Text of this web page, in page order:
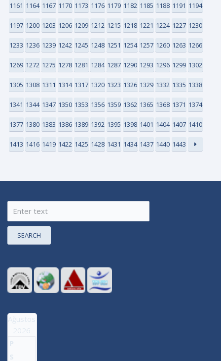
1161 1164 1167 1170 1173 1176 1179 1182 1185 1188 1191 1194
1197 1200 1203 1206 1209 1212 1215 1218 1221 1224 1227 1230
1233 1236 1239 1242 1245 1248 1251 1254 1257 1260 1263 1266
1269 1272 1275 1278 1281 1284 1287 1290 1293 1296 1299 1302
1305 1308 1311 1314 1317 1320 1323 1326 1329 1332 1335 1338
1341 1344 1347 1350 1353 1356 1359 1362 1365 1368 1371 1374
1377 1380 1383 1386 1389 1392 1395 1398 1401 1404 1407 1410
1413 1416 1419 1422 1425 1428 1431 1434 1437 1440 1443
SEARCH
Ağustos
2026
P
S